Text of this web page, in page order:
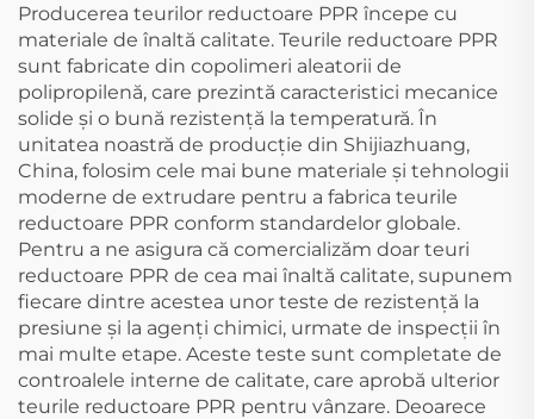
Producerea teurilor reductoare PPR începe cu
materiale de înaltă calitate. Teurile reductoare PPR
sunt fabricate din copolimeri aleatorii de
polipropilenă, care prezintă caracteristici mecanice
solide și o bună rezistență la temperatură. În
unitatea noastră de producție din Shijiazhuang,
China, folosim cele mai bune materiale și tehnologii
moderne de extrudare pentru a fabrica teurile
reductoare PPR conform standardelor globale.
Pentru a ne asigura că comercializăm doar teuri
reductoare PPR de cea mai înaltă calitate, supunem
fiecare dintre acestea unor teste de rezistență la
presiune și la agenți chimici, urmate de inspecții în
mai multe etape. Aceste teste sunt completate de
controalele interne de calitate, care aprobă ulterior
teurile reductoare PPR pentru vânzare. Deoarece